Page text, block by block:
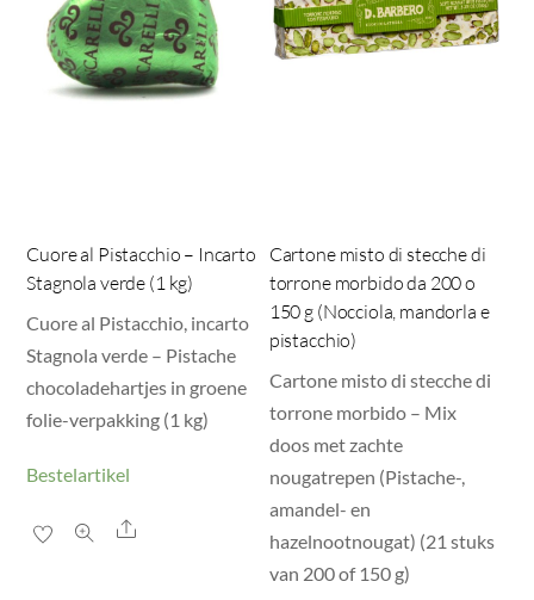
Cuore al Pistacchio – Incarto
Stagnola verde (1 kg)
Cuore al Pistacchio, incarto
Stagnola verde – Pistache
chocoladehartjes in groene
folie-verpakking (1 kg)
Bestelartikel
Share
Cartone misto di stecche di
torrone morbido da 200 o
150 g (Nocciola, mandorla e
pistacchio)
Cartone misto di stecche di
torrone morbido – Mix
doos met zachte
nougatrepen (Pistache-,
amandel- en
hazelnootnougat) (21 stuks
van 200 of 150 g)